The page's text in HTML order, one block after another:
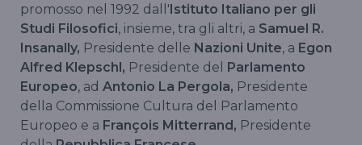
promosso nel 1992 dall'Istituto Italiano per gli
Studi Filosofici, insieme, tra gli altri, a Samuel R.
Insanally, Presidente delle Nazioni Unite, a Egon
Alfred Klepschl, Presidente del Parlamento
Europeo, ad Antonio La Pergola, Presidente
della Commissione Cultura del Parlamento
Europeo e a François Mitterrand, Presidente